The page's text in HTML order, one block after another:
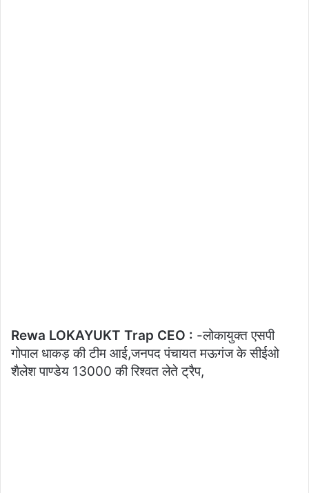
Rewa LOKAYUKT Trap CEO : -लोकायुक्त एसपी
गोपाल धाकड़ की टीम आई,जनपद पंचायत मऊगंज के सीईओ
शैलेश पाण्डेय 13000 की रिश्वत लेते ट्रैप,